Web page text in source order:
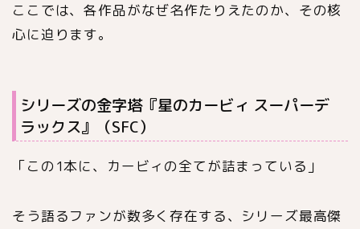
ここでは、各作品がなぜ名作たりえたのか、その核
心に迫ります。
シリーズの金字塔『星のカービィ スーパーデ
ラックス』（SFC）
「この1本に、カービィの全てが詰まっている」
そう語るファンが数多く存在する、シリーズ最高傑